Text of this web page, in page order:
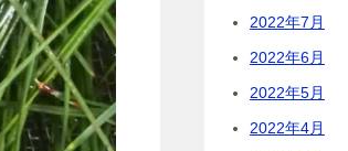
2022年7月
2022年6月
2022年5月
2022年4月